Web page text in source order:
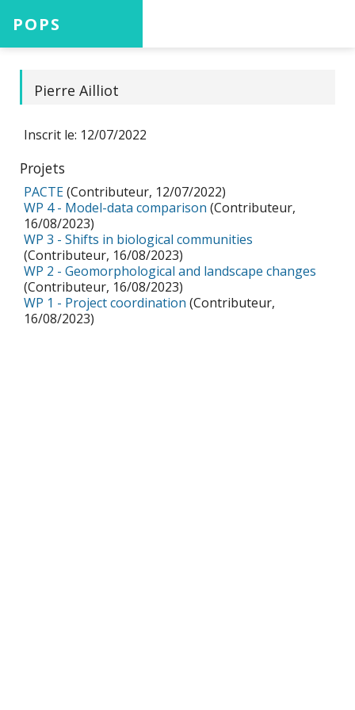
POPS
Aide
Connexion
Pierre Ailliot
Inscrit le: 12/07/2022
Projets
PACTE(Contributeur, 12/07/2022)
WP 4 - Model-data comparison (Contributeur,
16/08/2023)
WP 3 - Shifts in biological communities
(Contributeur, 16/08/2023)
WP 2 - Geomorphological and landscape changes
(Contributeur, 16/08/2023)
WP 1 - Project coordination (Contributeur,
16/08/2023)